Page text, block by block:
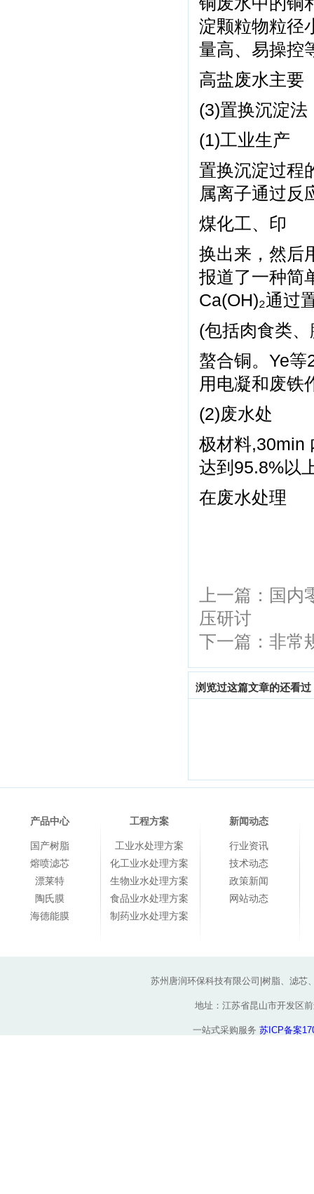
淀颗粒物粒径
量高、易操控
高盐废水主要
(3)置换沉淀法
(1)工业生产
置换沉淀过程
属离子通过反
煤化工、印
换出来，然后
报道了一种简
Ca(OH)₂通过
(包括肉食类、
螯合铜。Ye
用电凝和废铁
(2)废水处
极材料,30min
达到95.8%以
在废水处理
上一篇： 国内
压研讨
下一篇： 非常
浏览过这篇文章的还看过
产品中心
国产树脂
熔喷滤芯
漂莱特
陶氏膜
海德能膜
工程方案
工业水处理方案
化工业水处理方案
生物业水处理方案
食品业水处理方案
制药业水处理方案
新闻动态
行业资讯
技术动态
政策新闻
网站动态
苏州唐润环保科技有限公司|树脂、滤芯
地址：江苏省昆山市开发区
一站式采购服务 苏ICP备案